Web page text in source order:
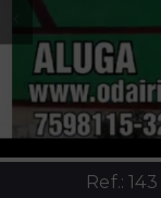
Ref.:143